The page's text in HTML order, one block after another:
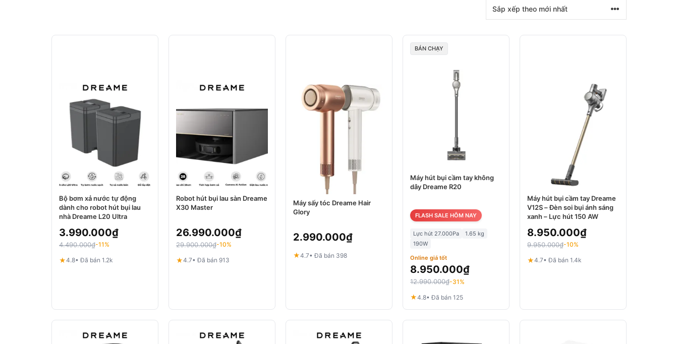
Bộ bơm xả nước tự động
dành cho robot hút bụi lau
nhà Dreame L20 Ultra
3.990.000₫
4.490.000₫-11%
★4.8• Đã bán 1.2k
Robot hút bụi lau sàn Dreame
X30 Master
26.990.000₫
29.900.000₫-10%
★4.7• Đã bán 913
Máy sấy tóc Dreame Hair
Glory
2.990.000₫
★4.7• Đã bán 398
BÁN CHẠY
Máy hút bụi cầm tay không
dây Dreame R20
FLASH SALE HÔM NAY
Lực hút 27.000Pa
1.65 kg
190W
Online giá tốt
8.950.000₫
12.990.000₫-31%
★4.8• Đã bán 125
Máy hút bụi cầm tay Dreame
V12S – Đèn soi bụi ánh sáng
xanh – Lực hút 150 AW
8.950.000₫
9.950.000₫-10%
★4.7• Đã bán 1.4k